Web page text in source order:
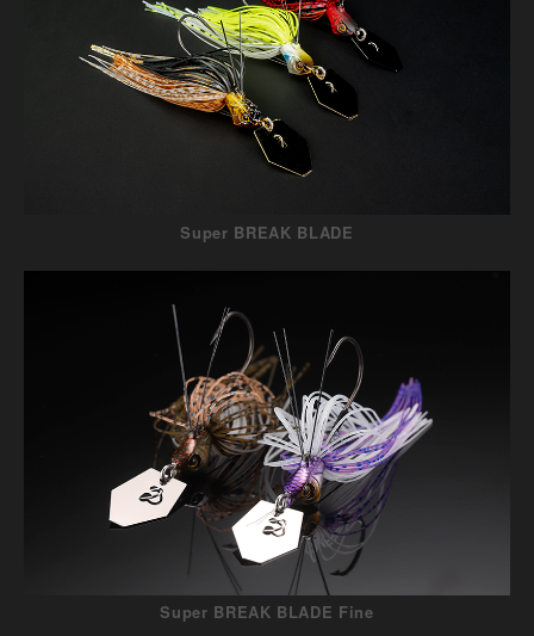
Super BREAK BLADE
Super BREAK BLADE Fine